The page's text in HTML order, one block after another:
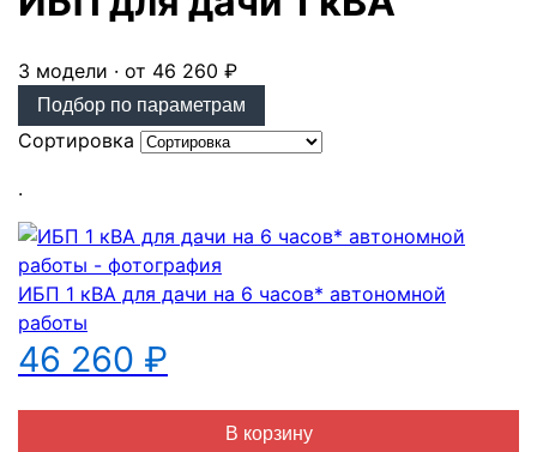
3 модели · от 46 260 ₽
Подбор по параметрам
Сортировка
.
ИБП 1 кВА для дачи на 6 часов* автономной
работы
46 260 ₽
В корзину